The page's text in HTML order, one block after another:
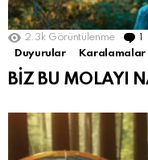
2.3k Görüntülenme
Duyurular Karalamalar
BİZ BU MOLAYI